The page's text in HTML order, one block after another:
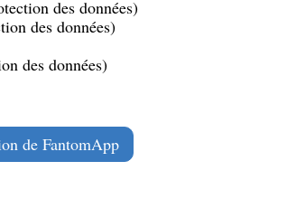
des données)
des données)
des données)
de FantomApp